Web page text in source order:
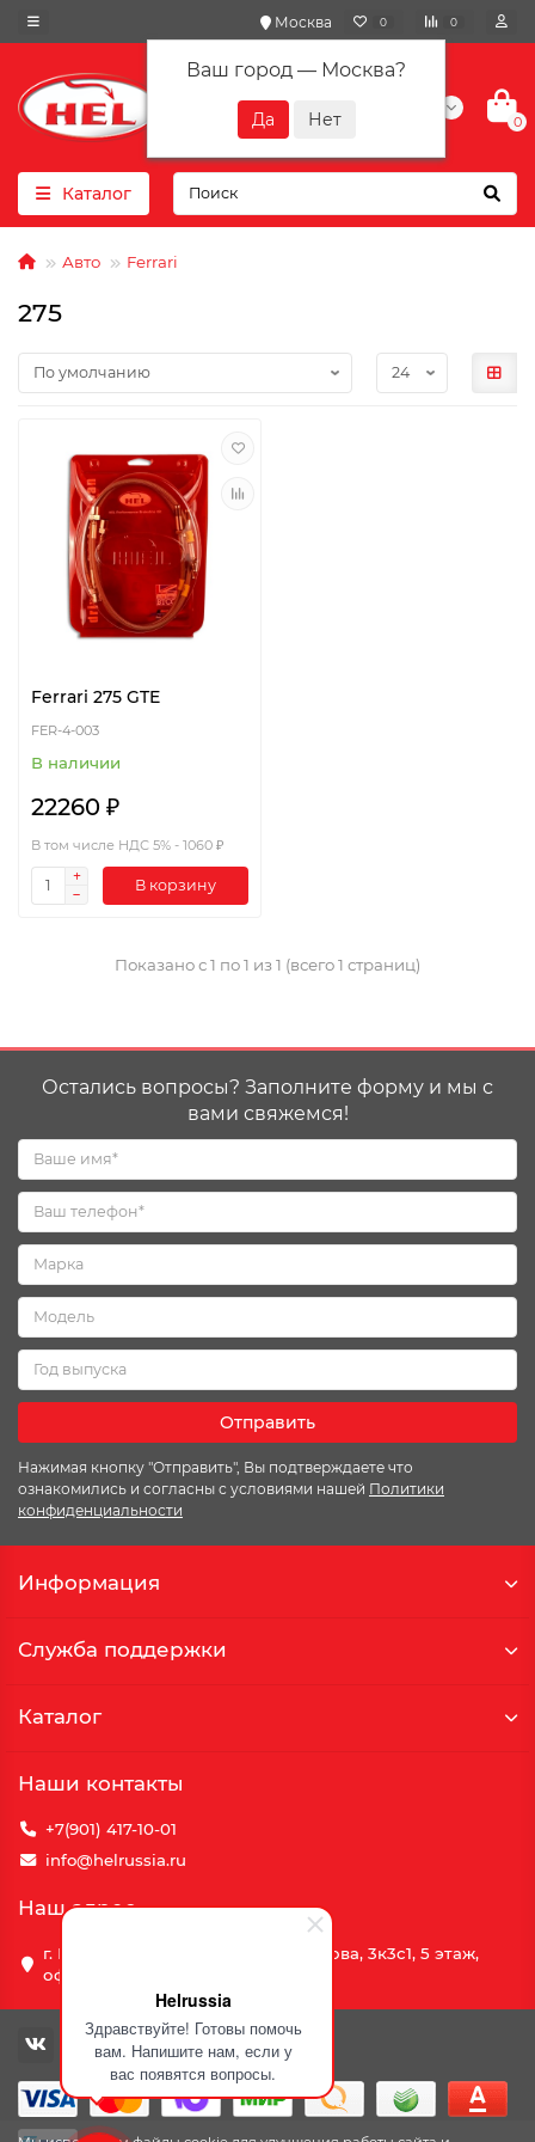
Helrussia
Здравствуйте! Готовы помочь
вам. Напишите нам, если у
вас появятся вопросы.
Москва
Ваш город — Москва?
0 0
+7(901) 417-10-01
0
Каталог
Авто Ferrari
275
Ferrari 275 GTE
FER-4-003
В наличии
22260 ₽
В том числе НДС 5% - 1060 ₽
В корзину
Показано с 1 по 1 из 1 (всего 1 страниц)
Остались вопросы? Заполните форму и мы с
вами свяжемся!
Отправить
Нажимая кнопку "Отправить", Вы подтверждаете что
ознакомились и согласны с условиями нашей Политики
конфиденциальности
Информация
Служба поддержки
Каталог
Наши контакты
+7(901) 417-10-01
info@helrussia.ru
Наш адрес
г. Москва, улица Василия Петушкова, 3к3c1, 5 этаж,
офис 69